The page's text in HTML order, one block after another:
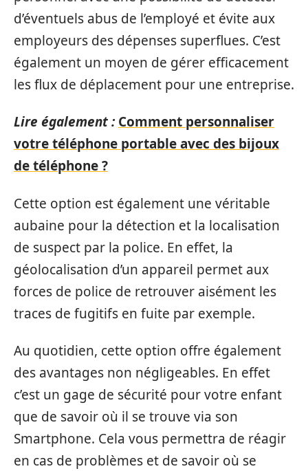
d’éventuels abus de l’employé et évite aux
employeurs des dépenses superflues. C’est
également un moyen de gérer efficacement
les flux de déplacement pour une entreprise.
Lire également : Comment personnaliser
votre téléphone portable avec des bijoux
de téléphone ?
Cette option est également une véritable
aubaine pour la détection et la localisation
de suspect par la police. En effet, la
géolocalisation d’un appareil permet aux
forces de police de retrouver aisément les
traces de fugitifs en fuite par exemple.
Au quotidien, cette option offre également
des avantages non négligeables. En effet
c’est un gage de sécurité pour votre enfant
que de savoir où il se trouve via son
Smartphone. Cela vous permettra de réagir
en cas de problèmes et de savoir où se